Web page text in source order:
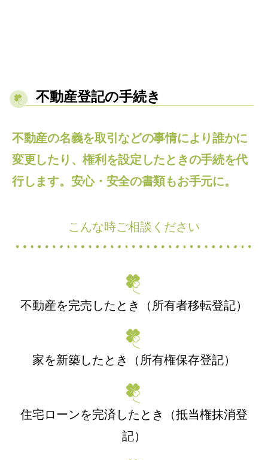
不動産登記の手続き
不動産の名義を取引などの事情により誰かに
変更したり、権利を設定したときの手続を代
行します。安心・安全の書類もお手元に。
こんな時ご相談ください
不動産を完売したとき（所有者移転登記）
家を新築したとき（所有権保存登記）
住宅ローンを完済したとき（抵当権抹消登
記）